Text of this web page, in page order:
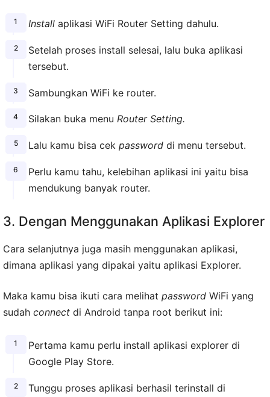
Installaplikasi WiFi Router Setting dahulu.
Setelah proses install selesai, lalu buka aplikasi
tersebut.
Sambungkan WiFi ke router.
Silakan buka menu Router Setting.
Lalu kamu bisa cek passworddi menu tersebut.
Perlu kamu tahu, kelebihan aplikasi ini yaitu bisa
mendukung banyak router.
3. Dengan Menggunakan Aplikasi Explorer
Cara selanjutnya juga masih menggunakan aplikasi,
dimana aplikasi yang dipakai yaitu aplikasi Explorer.
Maka kamu bisa ikuti cara melihat password WiFi yang
sudah connect di Android tanpa root berikut ini:
Pertama kamu perlu install aplikasi explorer di
Google Play Store.
Tunggu proses aplikasi berhasil terinstall di